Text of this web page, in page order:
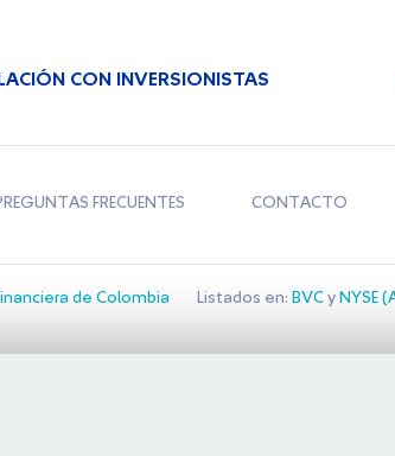
CON INVERSIONISTAS
FRECUENTES CONTACTO
de Colombia Listados en: BVCy NYSE